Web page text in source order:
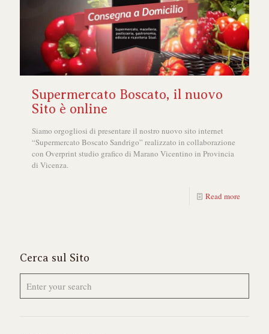
Supermercato Boscato, il nuovo
Sito è online
Siamo orgogliosi di presentare il nostro nuovo sito internet
“Supermercato Boscato Sandrigo” realizzato in collaborazione
con Overprint studio grafico di Marano Vicentino in Provincia
di Vicenza.
Read more
Cerca sul Sito